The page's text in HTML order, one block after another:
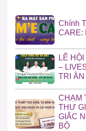
Chính
CARE:
LỄ
–
TRI ÂN
CHẠM
THƯ
GIẤC
BỘ